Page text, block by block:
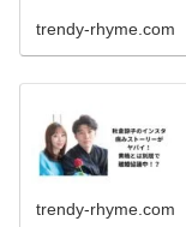
trendy-rhyme.com
trendy-rhyme.com